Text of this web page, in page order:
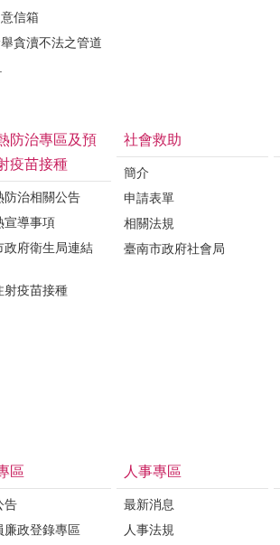
信箱
貪瀆不法之管道
防治專區及預
疫苗接種
防治相關公告
宣導事項
政府衛生局連結
射疫苗接種
社會救助
簡介
申請表單
相關法規
臺南市政府社會局
區
告
廉政登錄專區
人事專區
最新消息
人事法規